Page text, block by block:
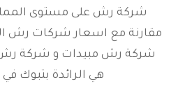
شركة رش على مستوى
مقارنة مع اسعار شركات رش
شركة رش مبيدات و شركة رش
هي الرائدة بتبوك